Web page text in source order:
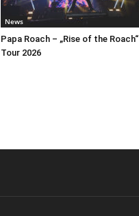
News
Papa Roach – „Rise of the Roach“
Tour 2026